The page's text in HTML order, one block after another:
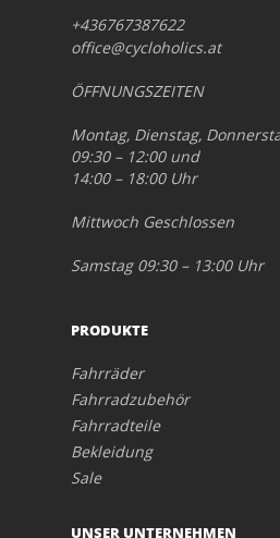
+436767387622
office@cycloholics.at
ÖFFNUNGSZEITEN
Montag, Dienstag,
09:30 – 12:00 und
14:00 – 18:00 Uhr
Mittwoch Geschlossen
Samstag 09:30 – 13:00 Uhr
PRODUKTE
Fahrräder
Fahrradzubehör
Fahrradteile
Bekleidung
Sale
UNSER UNTERNEHMEN